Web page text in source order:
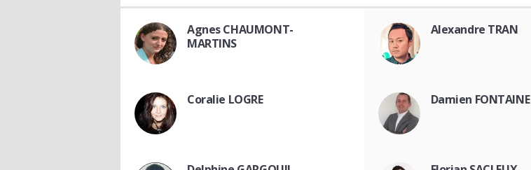
Agnes CHAUMONT-
MARTINS
Alexandre TRAN
Coralie LOGRE Damien FONTAINE